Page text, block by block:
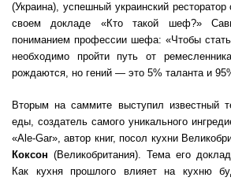
(Украина), успешный украинский
своем докладе «Кто такой шеф?»
пониманием профессии шефа: «Чтобы
необходимо пройти путь от
рождаются, но гений — это 5% таланта и
Вторым на саммите выступил известный
еды, создатель самого уникального
«Ale-Gar», автор книг, посол кухни
Коксон (Великобритания). Тема его
Как кухня прошлого влияет на кухню